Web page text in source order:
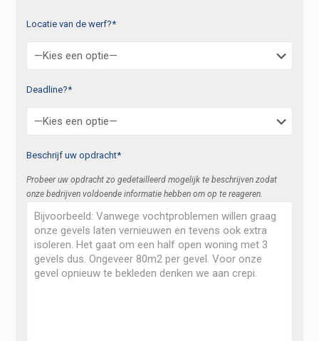
Locatie van de werf?*
Deadline?*
Beschrijf uw opdracht*
Probeer uw opdracht zo gedetailleerd mogelijk te beschrijven zodat
onze bedrijven voldoende informatie hebben om op te reageren.